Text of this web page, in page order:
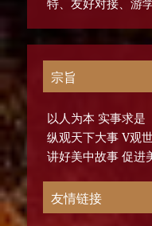
特、友好对接、游
宗旨
以人为本 实事求是
纵观天下大事 V观
讲好美中故事 促进
友情链接